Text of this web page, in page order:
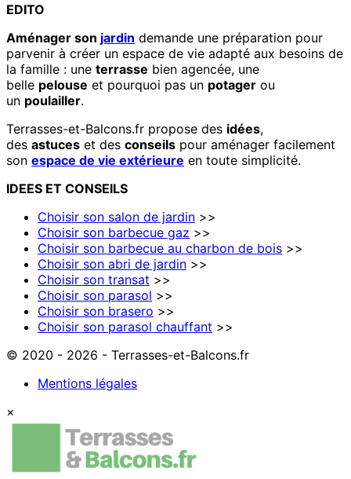
EDITO
Aménager son jardin demande une préparation pour
parvenir à créer un espace de vie adapté aux besoins de
la famille : une terrasse bien agencée, une
belle pelouse et pourquoi pas un potager ou
un poulailler.
Terrasses-et-Balcons.fr propose des idées,
des astuces et des conseils pour aménager facilement
son espace de vie extérieure en toute simplicité.
IDEES ET CONSEILS
Choisir son salon de jardin >>
Choisir son barbecue gaz >>
Choisir son barbecue au charbon de bois >>
Choisir son abri de jardin >>
Choisir son transat >>
Choisir son parasol >>
Choisir son brasero >>
Choisir son parasol chauffant >>
© 2020 - 2026 - Terrasses-et-Balcons.fr
Mentions légales
×